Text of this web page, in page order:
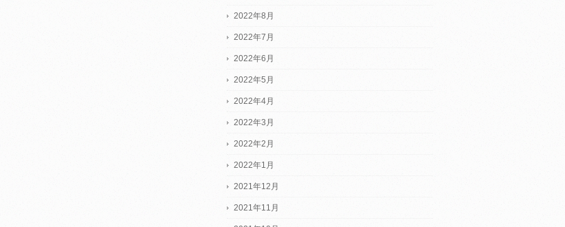
2022年8月
2022年7月
2022年6月
2022年5月
2022年4月
2022年3月
2022年2月
2022年1月
2021年12月
2021年11月